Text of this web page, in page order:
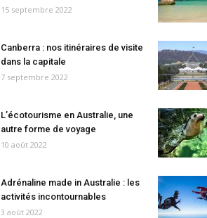
15 septembre 2022
Canberra : nos itinéraires de visite
dans la capitale
7 septembre 2022
L’écotourisme en Australie, une
autre forme de voyage
10 août 2022
Adrénaline made in Australie : les
activités incontournables
3 août 2022